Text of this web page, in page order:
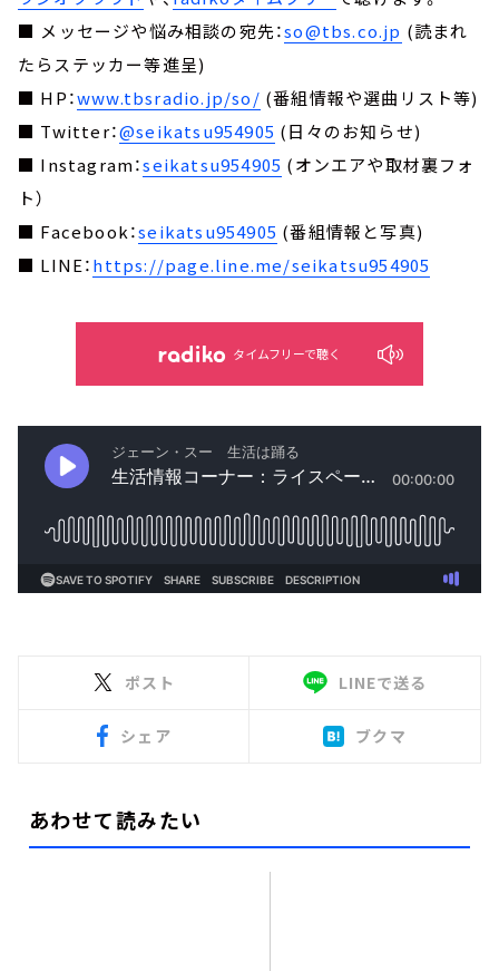
■ メッセージや悩み相談の宛先：so@tbs.co.jp (読まれ
たらステッカー等進呈)
■ HP：www.tbsradio.jp/so/ (番組情報や選曲リスト等)
■ Twitter：@seikatsu954905 (日々のお知らせ)
■ Instagram：seikatsu954905 (オンエアや取材裏フォ
ト）
■ Facebook：seikatsu954905 (番組情報と写真)
■ LINE：https://page.line.me/seikatsu954905
タイムフリーで聴く
ポスト LINEで送る
シェア ブクマ
あわせて読みたい